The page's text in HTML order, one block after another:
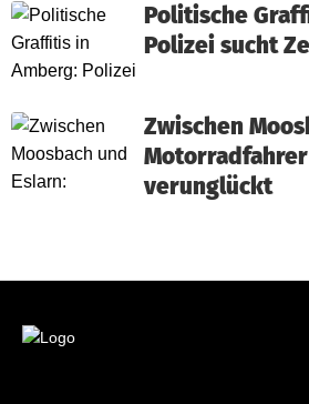
Politische
Polizei sucht
Zwischen
verunglückt